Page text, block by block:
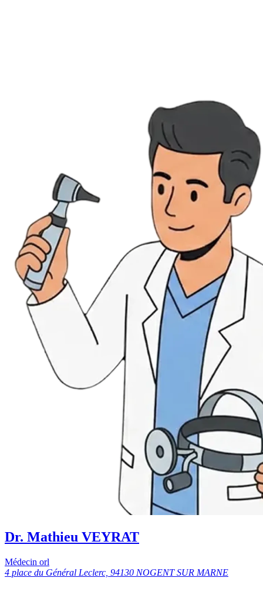
Dr. Mathieu VEYRAT
Médecin orl
4 place du Général Leclerc, 94130 NOGENT SUR MARNE